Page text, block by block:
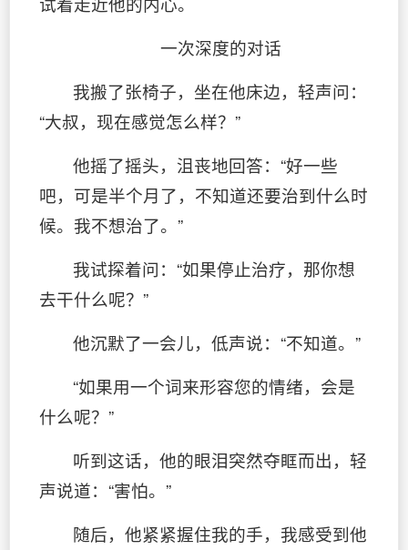
一次深度的对话
我搬了张椅子，坐在他床边，轻声问：
“大叔，现在感觉怎么样？”
他摇了摇头，沮丧地回答：“好一些
吧，可是半个月了，不知道还要治到什么时
候。我不想治了。”
我试探着问：“如果停止治疗，那你想
去干什么呢？”
他沉默了一会儿，低声说：“不知道。”
“如果用一个词来形容您的情绪，会是
什么呢？”
听到这话，他的眼泪突然夺眶而出，轻
声说道：“害怕。”
随后，他紧紧握住我的手，我感受到他